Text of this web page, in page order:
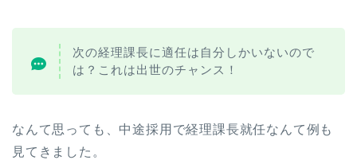
次の経理課長に適任は自分しかいないので
は？これは出世のチャンス！
なんて思っても、中途採用で経理課長就任なんて例も
見てきました。